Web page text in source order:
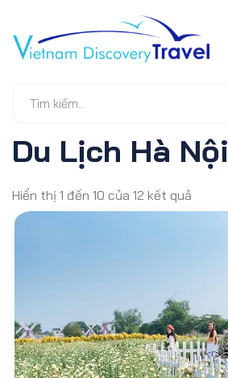
Du Lịch Hà Nội
Hiển thị 1 đến 10 của 12 kết quả